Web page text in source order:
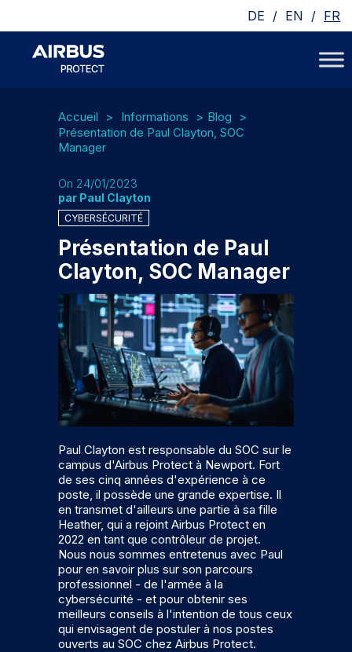
DE / EN / FR
Accueil Informations
Blog
Présentation de Paul Clayton, SOC
Manager
On 24/01/2023
par Paul Clayton
CYBERSÉCURITÉ
Présentation de Paul
Clayton, SOC Manager
Paul Clayton est responsable du SOC sur le
campus d'Airbus Protect à Newport. Fort
de ses cinq années d'expérience à ce
poste, il possède une grande expertise. Il
en transmet d'ailleurs une partie à sa fille
Heather, qui a rejoint Airbus Protect en
2022 en tant que contrôleur de projet.
Nous nous sommes entretenus avec Paul
pour en savoir plus sur son parcours
professionnel - de l'armée à la
cybersécurité - et pour obtenir ses
meilleurs conseils à l'intention de tous ceux
qui envisagent de postuler à nos postes
ouverts au SOC chez Airbus Protect.